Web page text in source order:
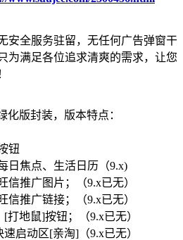
安全服务驻留，无任何广告弹窗干
为满足各位追求清爽的需求，让您
化版封装，版本特点：
钮
日焦点、生活日历（9.x)
信推广图片；（9.x已无）
信推广链接；（9.x已无）
地鼠]按钮；（9.x已无）
启动区[亲淘]（9.x已无）